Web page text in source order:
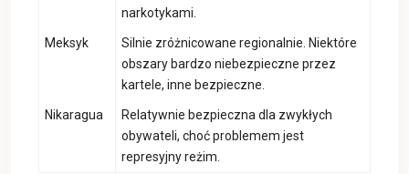
narkotykami.
Meksyk
Silnie zróżnicowane regionalnie. Niektóre
obszary bardzo niebezpieczne przez
kartele, inne bezpieczne.
Nikaragua
Relatywnie bezpieczna dla zwykłych
obywateli, choć problemem jest
represyjny reżim.